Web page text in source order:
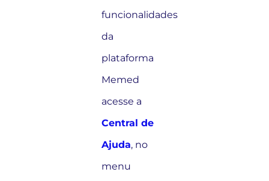
funcionalidades
da
plataforma
Memed
acesse a
Central de
Ajuda, no
menu